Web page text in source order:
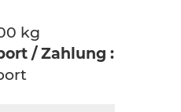
kg
/ Zahlung :